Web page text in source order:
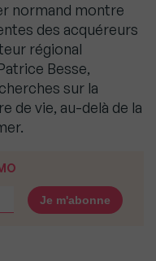
normand montre
des acquéreurs
régional
Besse,
sur la
de vie, au-delà de la